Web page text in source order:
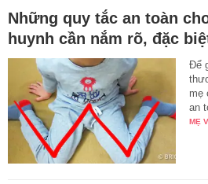
Những quy tắc an toàn
huynh cần nắm rõ, đặc
Để
mẹ
an
MẸ